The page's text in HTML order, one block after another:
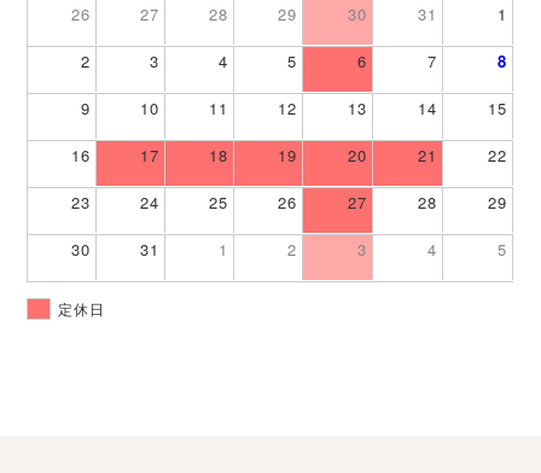
26 27 28 29 30 31 1
2 3 4 5 6 7 8
9 10 11 12 13 14 15
16 17 18 19 20 21 22
23 24 25 26 27 28 29
30 31 1 2 3 4 5
定休日